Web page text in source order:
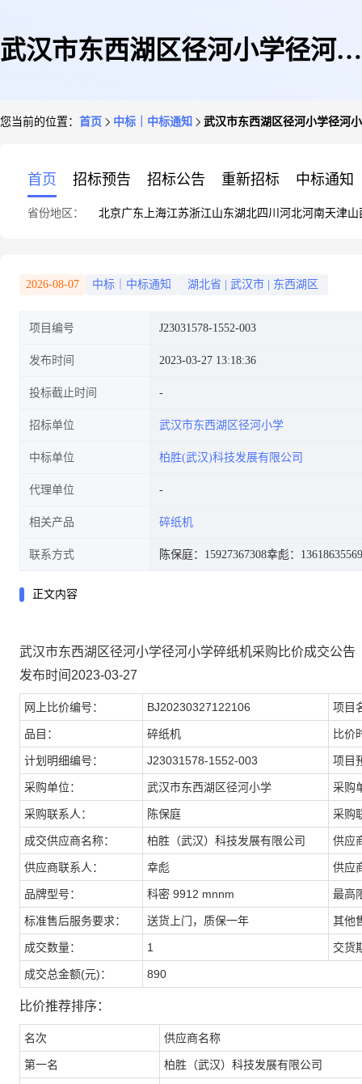
武汉市东西湖区径河小学径河小
您当前的位置： 首页 中标｜中标通知 武汉市东西湖区径河小学径河
首页 招标预告 招标公告 重新招标 中标通知
省份地区： 北京广东 上海江苏浙江山东湖北四川 河北河南天津山
2026-08-07 中标｜中标通知 湖北省 武汉市 东西湖区
项目编号 J23031578-1552-003
发布时间 2023-03-27 13:18:36
投标截止时间
招标单位 武汉市东西湖区径河小学
中标单位 柏胜(武汉)科技发展有限公司
代理单位
相关产品 碎纸机
联系方式 陈保庭：15927367308幸彪：13618635569
正文内容
武汉市东西湖区径河小学径河小学碎纸机采购比价成交公告
发布时间2023-03-27
网上比价编号： BJ20230327122106 项目
品目： 碎纸机 比价
计划明细编号： J23031578-1552-003 项目
采购单位： 武汉市东西湖区径河小学 采购
采购联系人： 陈保庭 采购
成交供应商名称： 柏胜（武汉）科技发展有限公司 供应
供应商联系人： 幸彪 供应
品牌型号： 科密 9912 mnnm 最高
标准售后服务要求： 送货上门，质保一年 其他
成交数量： 1 交货
成交总金额(元)： 890
比价推荐排序：
名次 供应商名称
第一名 柏胜（武汉）科技发展有限公司